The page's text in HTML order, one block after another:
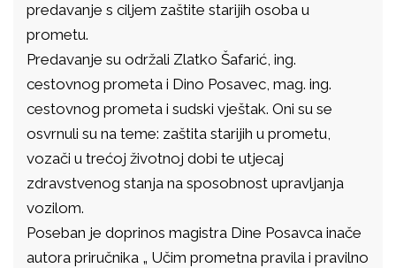
predavanje s ciljem zaštite starijih osoba u
prometu.
Predavanje su održali Zlatko Šafarić, ing.
cestovnog prometa i Dino Posavec, mag. ing.
cestovnog prometa i sudski vještak. Oni su se
osvrnuli su na teme: zaštita starijih u prometu,
vozači u trećoj životnoj dobi te utjecaj
zdravstvenog stanja na sposobnost upravljanja
vozilom.
Poseban je doprinos magistra Dine Posavca inače
autora priručnika „ Učim prometna pravila i pravilno